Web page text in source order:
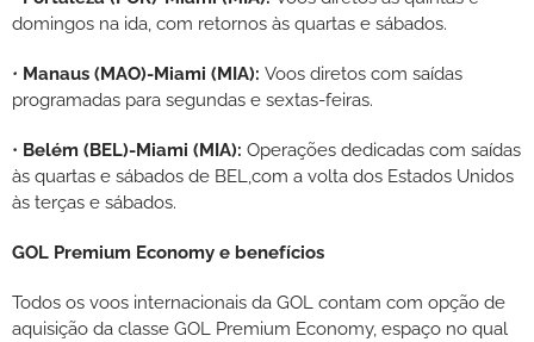
domingos na ida, com retornos às quartas e sábados.
• Manaus (MAO)-Miami (MIA): Voos diretos com saídas
programadas para segundas e sextas-feiras.
• Belém (BEL)-Miami (MIA): Operações dedicadas com saídas
às quartas e sábados de BEL,com a volta dos Estados Unidos
às terças e sábados.
GOL Premium Economy e benefícios
Todos os voos internacionais da GOL contam com opção de
aquisição da classe GOL Premium Economy, espaço no qual